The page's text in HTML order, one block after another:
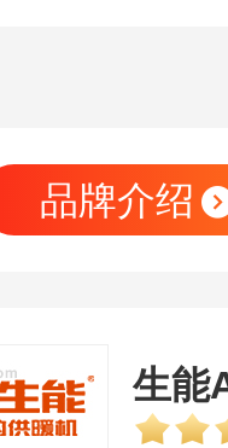
品牌介绍
生能